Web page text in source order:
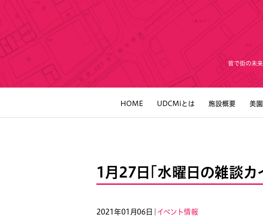
皆で街の未
HOME UDCMiとは 施設概要 美
1月27日「水曜日の雑談カ
2021年01月06日｜ イベント情報